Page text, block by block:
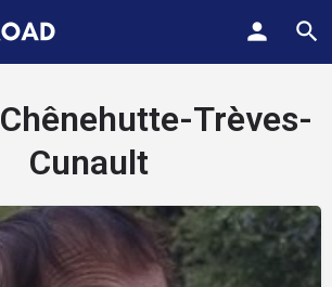
Chênehutte-Trèves-
Cunault